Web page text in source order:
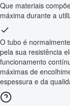
Que materiais
máxima durante a
O tubo é
pela sua resistência
funcionamento
máximas de
espessura e da